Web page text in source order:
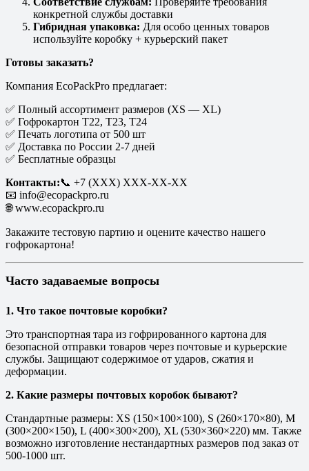
конкретной службы доставки
Гибридная упаковка: Для особо ценных товаров
используйте коробку + курьерский пакет
Готовы заказать?
Компания EcoPackPro предлагает:
✅ Полный ассортимент размеров (XS — XL)
✅ Гофрокартон T22, T23, T24
✅ Печать логотипа от 500 шт
✅ Доставка по России 2-7 дней
✅ Бесплатные образцы
Контакты:📞 +7 (XXX) XXX-XX-XX
📧 info@ecopackpro.ru
🌐 www.ecopackpro.ru
Закажите тестовую партию и оцените качество нашего
гофрокартона!
Часто задаваемые вопросы
1. Что такое почтовые коробки?
Это транспортная тара из гофрированного картона для
безопасной отправки товаров через почтовые и курьерские
службы. Защищают содержимое от ударов, сжатия и
деформации.
2. Какие размеры почтовых коробок бывают?
Стандартные размеры: XS (150×100×100), S (260×170×80), M
(300×200×150), L (400×300×200), XL (530×360×220) мм. Также
возможно изготовление нестандартных размеров под заказ от
500-1000 шт.